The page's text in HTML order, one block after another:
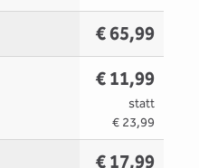
€ 65,99
€ 11,99
statt
€ 23,99
€ 17,99